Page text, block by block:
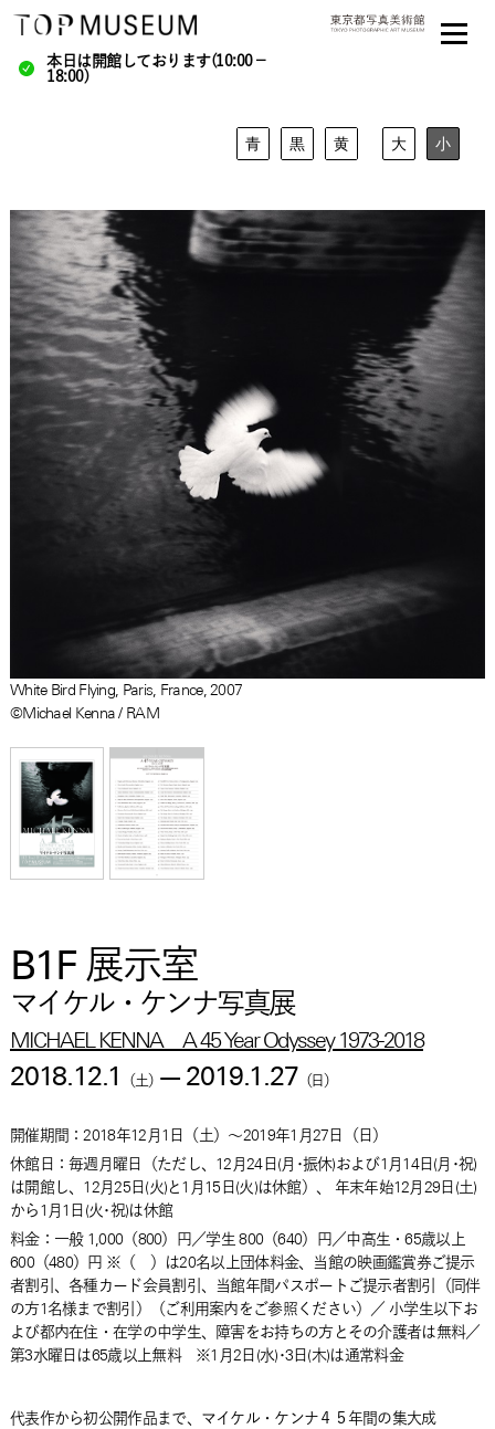
本日は開館しております(10:00－
18:00)
青 黒 黄 大 小
White Bird Flying, Paris, France, 2007
©Michael Kenna / RAM
B1F 展示室
マイケル・ケンナ写真展
MICHAEL KENNA A 45 Year Odyssey 1973-2018
2018.12.1 （土）— 2019.1.27 （日 ）
開催期間：2018年12月1日 （土） ～2019年1月27日 （日）
休館日：毎週月曜日（ただし、12月24日(月･振休)および1月14日(月･祝)
は開館し、12月25日(火)と1月15日(火)は休館）、 年末年始12月29日(土)
から1月1日(火･祝)は休館
料金： 一般 1,000（800）円／学生 800（640）円／中高生・65歳以上
600（480）円 ※（ ）は20名以上団体料金、当館の映画鑑賞券ご提示
者割引、各種カード会員割引、当館年間パスポートご提示者割引（同伴
の方1名様まで割引）（ご利用案内をご参照ください）／ 小学生以下お
よび都内在住・在学の中学生、障害をお持ちの方とその介護者は無料／
第3水曜日は65歳以上無料 ※1月2日(水)･3日(木)は通常料金
代表作から初公開作品まで、マイケル・ケンナ４５年間の集大成